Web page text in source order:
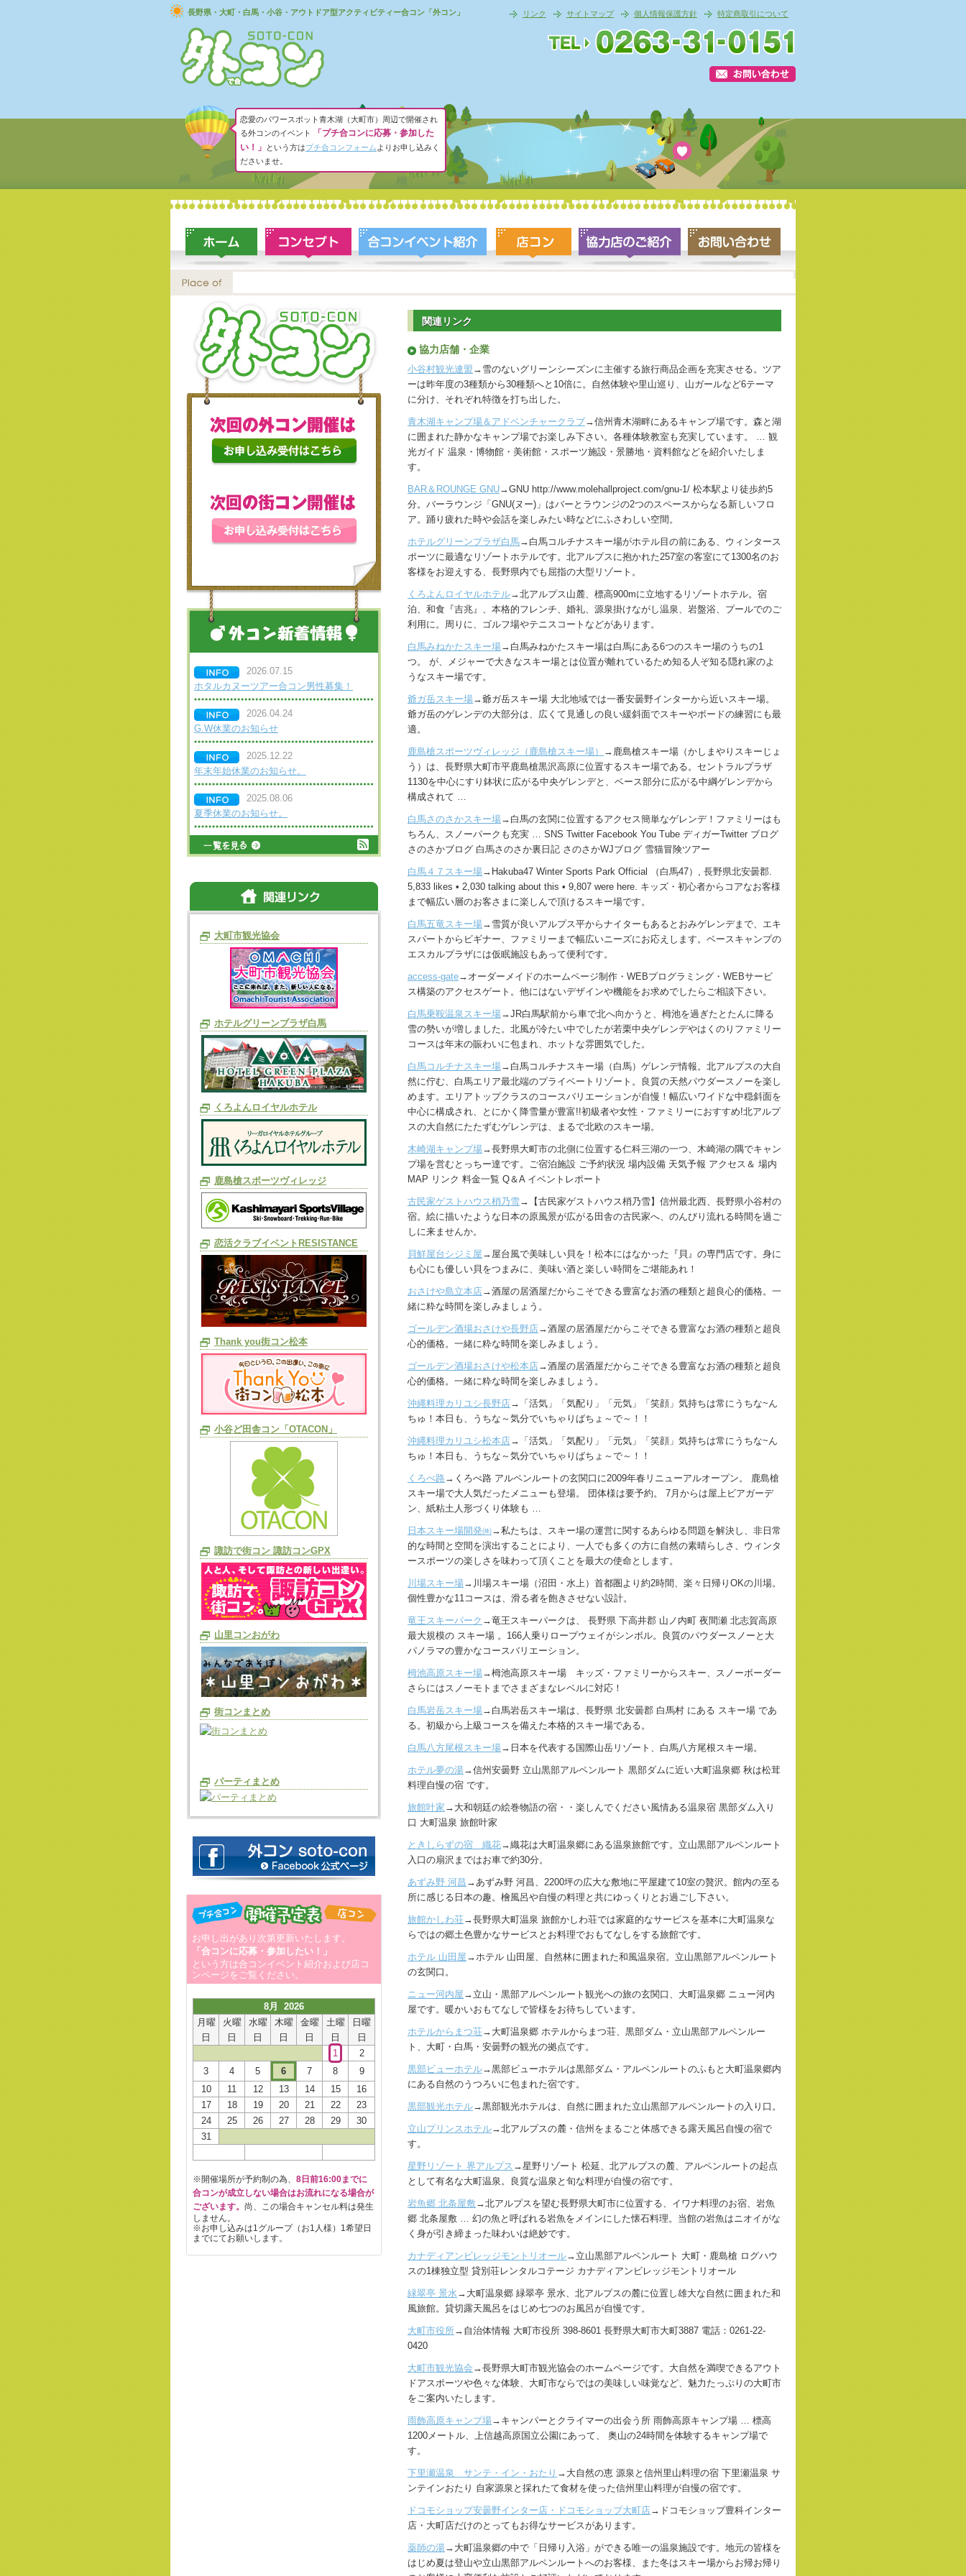
長野県・大町・白馬・小谷・アウトドア型アクティビティー合コン「外コン」 特定商取引について
個人情報保護方針
サイトマップ
リンク
恋愛のパワースポット青木湖（大町市）周辺で開催され
る外コンのイベント
「プチ合コンに応募・参加した
い！」
という方はプチ合コンフォーム よりお申し込みく
ださいませ。
関連リンク
協力店舗・企業
小谷村観光連盟 →雪のないグリーンシーズンに主催する旅行商品企画を充実させる。ツア
ーは昨年度の3種類から30種類へと10倍に。自然体験や里山巡り、山ガールなど6テーマ
に分け、それぞれ特徴を打ち出した。
青木湖キャンプ場＆アドベンチャークラブ→信州青木湖畔にあるキャンプ場です。森と湖
に囲まれた静かなキャンプ場でお楽しみ下さい。各種体験教室も充実しています。 … 観
光ガイド 温泉・博物館・美術館・スポーツ施設・景勝地・資料館などを紹介いたしま
す。
BAR＆ROUNGE GNU→GNU http://www.molehallproject.com/gnu-1/ 松本駅より徒歩約5
分。バーラウンジ「GNU(ヌー)」はバーとラウンジの2つのスペースからなる新しいフロ
ア。踊り疲れた時や会話を楽しみたい時などにふさわしい空間。
ホテルグリーンプラザ白馬→白馬コルチナスキー場がホテル目の前にある、ウィンタース
ポーツに最適なリゾートホテルです。北アルプスに抱かれた257室の客室にて1300名のお
客様をお迎えする、長野県内でも屈指の大型リゾート。
くろよんロイヤルホテル→北アルプス山麓、標高900mに立地するリゾートホテル。宿
泊、和食『吉兆』、本格的フレンチ、婚礼、源泉掛けながし温泉、岩盤浴、プールでのご
利用に。周りに、ゴルフ場やテニスコートなどがあります。
白馬みねかたスキー場→白馬みねかたスキー場は白馬にある6つのスキー場のうちの1
つ。 が、メジャーで大きなスキー場とは位置が離れているため知る人ぞ知る隠れ家のよ
うなスキー場です。
爺ガ岳スキー場→爺ガ岳スキー場 大北地域では一番安曇野インターから近いスキー場。
爺ガ岳のゲレンデの大部分は、広くて見通しの良い緩斜面でスキーやボードの練習にも最
適。
鹿島槍スポーツヴィレッジ（鹿島槍スキー場）
→鹿島槍スキー場（かしまやりスキーじょ
う）は、長野県大町市平鹿島槍黒沢高原に位置するスキー場である。セントラルプラザ
1130を中心にすり鉢状に広がる中央ゲレンデと、ベース部分に広がる中綱ゲレンデから
構成されて …
白馬さのさかスキー場→白馬の玄関に位置するアクセス簡単なゲレンデ！ファミリーはも
ちろん、スノーパークも充実 … SNS Twitter Facebook You Tube ディガーTwitter ブログ
さのさかブログ 白馬さのさか裏日記 さのさかWJブログ 雪猫冒険ツアー
白馬４７スキー場→Hakuba47 Winter Sports Park Official （白馬47）, 長野県北安曇郡.
5,833 likes • 2,030 talking about this • 9,807 were here. キッズ・初心者からコアなお客様
まで幅広い層のお客さまに楽しんで頂けるスキー場です。
白馬五竜スキー場→雪質が良いアルプス平からナイターもあるとおみゲレンデまで、エキ
スパートからビギナー、ファミリーまで幅広いニーズにお応えします。ベースキャンプの
エスカルプラザには仮眠施設もあって便利です。
access-gate→オーダーメイドのホームページ制作・WEBプログラミング・WEBサービ
ス構築のアクセスゲート。他にはないデザインや機能をお求めでしたらご相談下さい。
白馬乗鞍温泉スキー場→JR白馬駅前から車で北へ向かうと、栂池を過ぎたとたんに降る
雪の勢いが増しました。北風が冷たい中でしたが若栗中央ゲレンデやはくのりファミリー
コースは年末の賑わいに包まれ、ホットな雰囲気でした。
白馬コルチナスキー場→白馬コルチナスキー場（白馬）ゲレンデ情報。北アルプスの大自
然に佇む、白馬エリア最北端のプライベートリゾート。良質の天然パウダースノーを楽し
めます。エリアトップクラスのコースバリエーションが自慢！幅広いワイドな中穏斜面を
中心に構成され、とにかく降雪量が豊富!!初級者や女性・ファミリーにおすすめ!北アルプ
スの大自然にたたずむゲレンデは、まるで北欧のスキー場。
木崎湖キャンプ場→長野県大町市の北側に位置する仁科三湖の一つ、木崎湖の隅でキャン
プ場を営むとっちー達です。ご宿泊施設 ご予約状況 場内設備 天気予報 アクセス＆ 場内
MAP リンク 料金一覧 Q＆A イベントレポート
古民家ゲストハウス梢乃雪→【古民家ゲストハウス梢乃雪】信州最北西、長野県小谷村の
宿。絵に描いたような日本の原風景が広がる田舎の古民家へ、のんびり流れる時間を過ご
しに来ませんか。
貝鮮屋台シジミ屋 →屋台風で美味しい貝を！松本にはなかった『貝』の専門店です。身に
も心にも優しい貝をつまみに、美味い酒と楽しい時間をご堪能あれ！
おさけや島立本店→酒屋の居酒屋だからこそできる豊富なお酒の種類と超良心的価格。一
緒に粋な時間を楽しみましょう。
ゴールデン酒場おさけや長野店→酒屋の居酒屋だからこそできる豊富なお酒の種類と超良
心的価格。一緒に粋な時間を楽しみましょう。
ゴールデン酒場おさけや松本店→酒屋の居酒屋だからこそできる豊富なお酒の種類と超良
心的価格。一緒に粋な時間を楽しみましょう。
沖縄料理カリユシ長野店→「活気」「気配り」「元気」「笑顔」気持ちは常にうちな~ん
ちゅ！本日も、うちな～気分でいちゃりばちょ～で～！！
沖縄料理カリユシ松本店→「活気」「気配り」「元気」「笑顔」気持ちは常にうちな~ん
ちゅ！本日も、うちな～気分でいちゃりばちょ～で～！！
くろべ路→くろべ路 アルペンルートの玄関口に2009年春リニューアルオープン。 鹿島槍
スキー場で大人気だったメニューも登場。 団体様は要予約。 7月からは屋上ビアガーデ
ン、紙粘土人形づくり体験も …
日本スキー場開発㈱→私たちは、スキー場の運営に関するあらゆる問題を解決し、非日常
的な時間と空間を演出することにより、一人でも多くの方に自然の素晴らしさ、ウィンタ
ースポーツの楽しさを味わって頂くことを最大の使命とします。
川場スキー場→川場スキー場（沼田・水上）首都圏より約2時間、楽々日帰りOKの川場。
個性豊かな11コースは、滑る者を飽きさせない設計。
竜王スキーパーク →竜王スキーパークは、 長野県 下高井郡 山ノ内町 夜間瀬 北志賀高原
最大規模の スキー場 。166人乗りロープウェイがシンボル。良質のパウダースノーと大
パノラマの豊かなコースバリエーション。
栂池高原スキー場→栂池高原スキー場 キッズ・ファミリーからスキー、スノーボーダー
さらにはスノーモトまでさまざまなレベルに対応！
白馬岩岳スキー場→白馬岩岳スキー場は、長野県 北安曇郡 白馬村 にある スキー場 であ
る。初級から上級コースを備えた本格的スキー場である。
白馬八方尾根スキー場→日本を代表する国際山岳リゾート、白馬八方尾根スキー場。
ホテル夢の湯→信州安曇野 立山黒部アルペンルート 黒部ダムに近い大町温泉郷 秋は松茸
料理自慢の宿 です。
旅館叶家 →大和朝廷の絵巻物語の宿・・楽しんでください風情ある温泉宿 黒部ダム入り
口 大町温泉 旅館叶家
ときしらずの宿 織花→織花は大町温泉郷にある温泉旅館です。立山黒部アルペンルート
入口の扇沢まではお車で約30分。
あずみ野 河昌 →あずみ野 河昌、2200坪の広大な敷地に平屋建て10室の贅沢。館内の至る
所に感じる日本の趣。檜風呂や自慢の料理と共にゆっくりとお過ごし下さい。
旅館かしわ荘→長野県大町温泉 旅館かしわ荘では家庭的なサービスを基本に大町温泉な
らではの郷土色豊かなサービスとお料理でおもてなしをする旅館です。
ホテル 山田屋 →ホテル 山田屋、自然林に囲まれた和風温泉宿。立山黒部アルペンルート
の玄関口。
ニュー河内屋 →立山・黒部アルペンルート観光への旅の玄関口、大町温泉郷 ニュー河内
屋です。暖かいおもてなしで皆様をお待ちしています。
ホテルからまつ荘→大町温泉郷 ホテルからまつ荘、黒部ダム・立山黒部アルペンルー
ト、大町・白馬・安曇野の観光の拠点です。
黒部ビューホテル→黒部ビューホテルは黒部ダム・アルペンルートのふもと大町温泉郷内
にある自然のうつろいに包まれた宿です。
黒部観光ホテル→黒部観光ホテルは、自然に囲まれた立山黒部アルペンルートの入り口。
立山プリンスホテル→北アルプスの麓・信州をまるごと体感できる露天風呂自慢の宿で
す。
星野リゾート 界アルプス →星野リゾート 松延、北アルプスの麓、アルペンルートの起点
として有名な大町温泉。良質な温泉と旬な料理が自慢の宿です。
岩魚郷 北条屋敷→北アルプスを望む長野県大町市に位置する、イワナ料理のお宿、岩魚
郷 北条屋敷 … 幻の魚と呼ばれる岩魚をメインにした懐石料理。当館の岩魚はニオイがな
く身が引き締まった味わいは絶妙です。
カナディアンビレッジモントリオール→立山黒部アルペンルート 大町・鹿島槍 ログハウ
スの1棟独立型 貸別荘レンタルコテージ カナディアンビレッジモントリオール
緑翠亭 景水→大町温泉郷 緑翠亭 景水、北アルプスの麓に位置し雄大な自然に囲まれた和
風旅館。貸切露天風呂をはじめ七つのお風呂が自慢です。
大町市役所→自治体情報 大町市役所 398-8601 長野県大町市大町3887 電話：0261-22-
0420
大町市観光協会 →長野県大町市観光協会のホームページです。大自然を満喫できるアウト
ドアスポーツや色々な体験、大町市ならではの美味しい味覚など、魅力たっぷりの大町市
をご案内いたします。
雨飾高原キャンプ場→キャンパーとクライマーの出会う所 雨飾高原キャンプ場 … 標高
1200メートル、上信越高原国立公園にあって、 奥山の24時間を体験するキャンプ場で
す。
下里瀬温泉 サンテ・イン・おたり →大自然の恵 源泉と信州里山料理の宿 下里瀬温泉 サ
ンテインおたり 自家源泉と採れたて食材を使った信州里山料理が自慢の宿です。
ドコモショップ安曇野インター店・ドコモショップ大町店→ドコモショップ豊科インター
店・大町店だけのとってもお得なサービスがあります。
薬師の湯→大町温泉郷の中で「日帰り入浴」ができる唯一の温泉施設です。地元の皆様を
はじめ夏は登山や立山黒部アルペンルートへのお客様、また冬はスキー場からお帰お帰り
2026.07.15
ホタルカヌーツアー合コン男性募集！
2026.04.24
G.W休業のお知らせ
2025.12.22
年末年始休業のお知らせ。
2025.08.06
夏季休業のお知らせ。
大町市観光協会
ホテルグリーンプラザ白馬
くろよんロイヤルホテル
鹿島槍スポーツヴィレッジ
恋活クラブイベントRESISTANCE
Thank you街コン松本
小谷ど田舎コン「OTACON」
諏訪で街コン 諏訪コンGPX
山里コンおがわ
街コンまとめ
パーティまとめ
お申し出があり次第更新いたします。
「合コンに応募・参加したい！」
という方は合コンイベント紹介および店コ
ンページをご覧ください。
8月 2026
月曜
日
火曜
日
水曜
日
木曜
日
金曜
日
土曜
日
日曜
日
1
2
3
4 5 6 7 8
9
10
11 12 13 14 15
16
17
18 19 20 21 22
23
24
25 26 27 28 29
30
31
※開催場所が予約制の為、 8日前16:00までに
合コンが成立しない場合はお流れになる場合が
ございます。 尚、この場合キャンセル料は発生
しません。
※お申し込みは1グループ（お1人様）1希望日
までにてお願いします。